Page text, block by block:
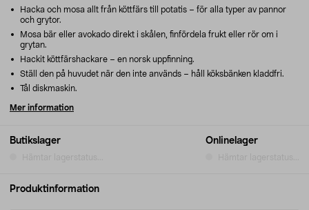
Butikslager
Hämtar lagerstatus...
Onlinelager
Hämtar lagerstatus...
Hacka och mosa allt från köttfärs till potatis – för alla typer av pannor
och grytor.
Mosa bär eller avokado direkt i skålen, finfördela frukt eller rör om i
grytan.
Hackit köttfärshackare – en norsk uppfinning.
Ställ den på huvudet när den inte används – håll köksbänken kladdfri.
Tål diskmaskin.
Mer information
Produktinformation